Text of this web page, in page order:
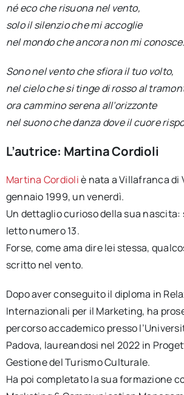
né eco che risuona nel vento,
solo il silenzio che mi accoglie
nel mondo che ancora non mi conosce.
Sono nel vento che sfiora il tuo volto,
nel cielo che si tinge di rosso al
ora cammino serena all’orizzonte
nel suono che danza dove il cuore
L’autrice: Martina Cordioli
Martina Cordioliè nata a Villafranca di
gennaio 1999, un venerdì.
Un dettaglio curioso della sua nascita:
letto numero 13.
Forse, come ama dire lei stessa,
scritto nel vento.
Dopo aver conseguito il diploma in
Internazionali per il Marketing, ha
percorso accademico presso
Padova, laureandosi nel 2022 in
Gestione del Turismo Culturale.
Ha poi completato la sua formazione